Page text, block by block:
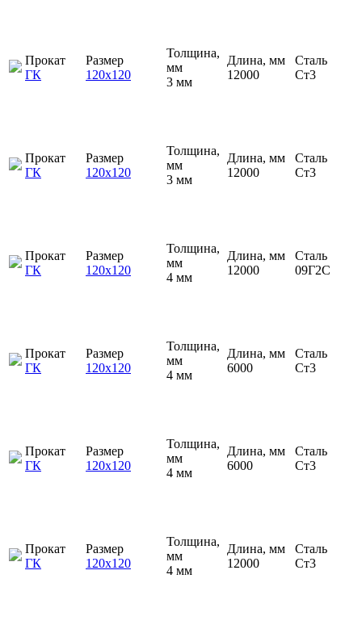
Прокат
ГК
Размер
120х120
Толщина,
мм
3 мм
Длина, мм
12000
Сталь
Ст3
Прокат
ГК
Размер
120х120
Толщина,
мм
3 мм
Длина, мм
12000
Сталь
Ст3
Прокат
ГК
Размер
120х120
Толщина,
мм
4 мм
Длина, мм
12000
Сталь
09Г2С
Прокат
ГК
Размер
120х120
Толщина,
мм
4 мм
Длина, мм
6000
Сталь
Ст3
Прокат
ГК
Размер
120х120
Толщина,
мм
4 мм
Длина, мм
6000
Сталь
Ст3
Прокат
ГК
Размер
120х120
Толщина,
мм
4 мм
Длина, мм
12000
Сталь
Ст3